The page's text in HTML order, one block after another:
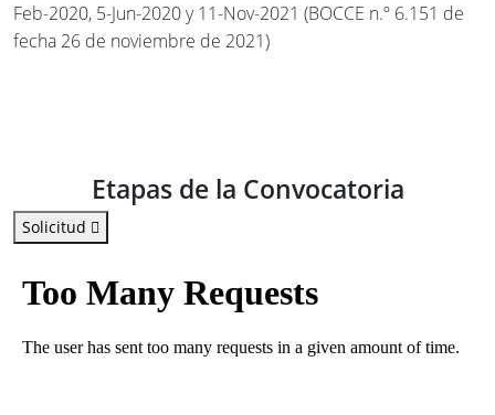
Feb-2020, 5-Jun-2020 y 11-Nov-2021 (BOCCE n.º 6.151 de
fecha 26 de noviembre de 2021)
Etapas de la Convocatoria
Solicitud